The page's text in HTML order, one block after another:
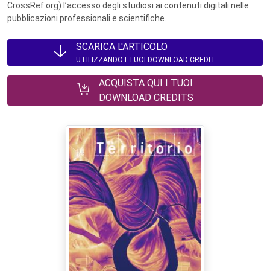
CrossRef.org) l’accesso degli studiosi ai contenuti digitali nelle
pubblicazioni professionali e scientifiche.
SCARICA L'ARTICOLO
UTILIZZANDO I TUOI DOWNLOAD CREDIT
ACQUISTA QUI I TUOI
DOWNLOAD CREDITS